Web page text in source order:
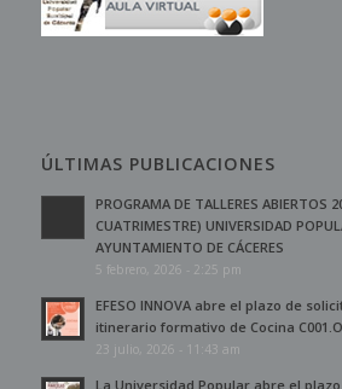
ÚLTIMAS PUBLICACIONES
PROGRAMA DE TALLERES ABIERTOS
CUATRIMESTRE) UNIVERSIDAD
AYUNTAMIENTO DE CÁCERES
5 febrero, 2026 - 2:25 pm
EFESO INNOVA abre el plazo de
itinerario formativo de Cocina
23 julio, 2026 - 11:43 am
La Universidad Popular abre el